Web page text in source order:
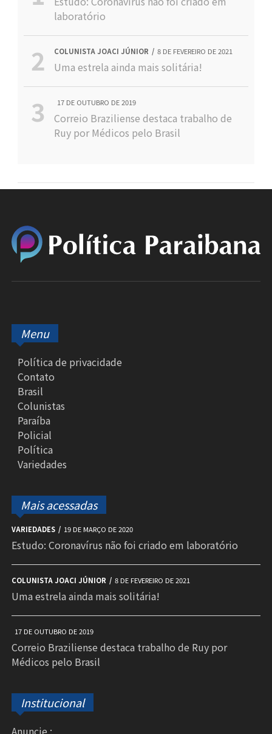
laboratório
COLUNISTA JOACI JÚNIOR 8 DE FEVEREIRO DE 2021
Uma estrela ainda mais solitária!
17 DE OUTUBRO DE 2019
Correio Braziliense destaca trabalho de
Ruy por Médicos pelo Brasil
Menu
Política de privacidade
Contato
Brasil
Colunistas
Paraíba
Policial
Política
Variedades
Mais acessadas
VARIEDADES 19 DE MARÇO DE 2020
Estudo: Coronavírus não foi criado em laboratório
COLUNISTA JOACI JÚNIOR 8 DE FEVEREIRO DE 2021
Uma estrela ainda mais solitária!
17 DE OUTUBRO DE 2019
Correio Braziliense destaca trabalho de Ruy por
Médicos pelo Brasil
Institucional